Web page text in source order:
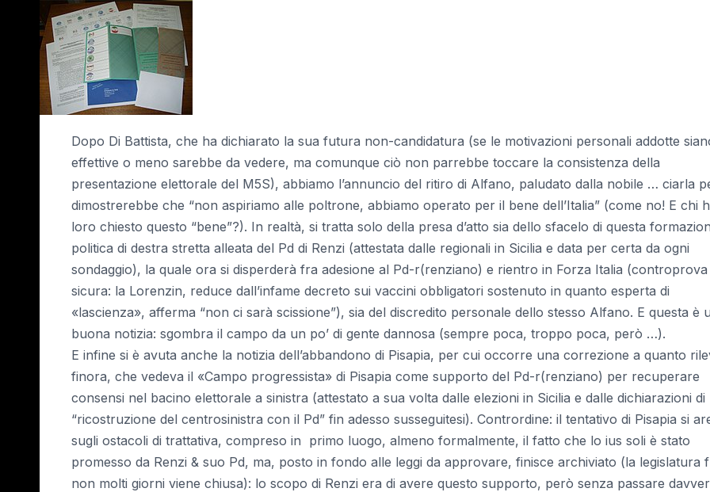
Dopo Di Battista, che ha dichiarato la sua futura non-candidatura (se le motivazioni personali addotte
effettive o meno sarebbe da vedere, ma comunque ciò non parrebbe toccare la consistenza della
presentazione elettorale del M5S), abbiamo l’annuncio del ritiro di Alfano, paludato dalla nobile … ciarla
dimostrerebbe che “non aspiriamo alle poltrone, abbiamo operato per il bene dell’Italia” (come no! E chi
loro chiesto questo “bene”?). In realtà, si tratta solo della presa d’atto sia dello sfacelo di questa
politica di destra stretta alleata del Pd di Renzi (attestata dalle regionali in Sicilia e data per certa da ogni
sondaggio), la quale ora si disperderà fra adesione al Pd-r(renziano) e rientro in Forza Italia (controprova
sicura: la Lorenzin, reduce dall’infame decreto sui vaccini obbligatori sostenuto in quanto esperta di
«lascienza», afferma “non ci sarà scissione”), sia del discredito personale dello stesso Alfano. E questa è
buona notizia: sgombra il campo da un po’ di gente dannosa (sempre poca, troppo poca, però …).
E infine si è avuta anche la notizia dell’abbandono di Pisapia, per cui occorre una correzione a quanto
finora, che vedeva il «Campo progressista» di Pisapia come supporto del Pd-r(renziano) per recuperare
consensi nel bacino elettorale a sinistra (attestato a sua volta dalle elezioni in Sicilia e dalle dichiarazioni di
“ricostruzione del centrosinistra con il Pd” fin adesso susseguitesi). Contrordine: il tentativo di Pisapia si
sugli ostacoli di trattativa, compreso in primo luogo, almeno formalmente, il fatto che lo ius soli è stato
promesso da Renzi & suo Pd, ma, posto in fondo alle leggi da approvare, finisce archiviato (la legislatura
non molti giorni viene chiusa): lo scopo di Renzi era di avere questo supporto, però senza passare